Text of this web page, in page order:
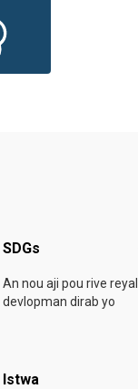
SDGs
An nou aji pou rive
devlopman dirab yo
Istwa